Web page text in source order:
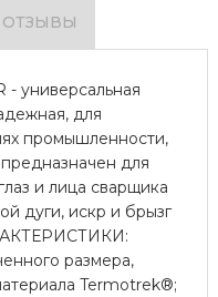
ОТЗЫВЫ
универсальная
для
промышленности,
для
и лица сварщика
дуги, искр и брызг
размера,
Termotrek®;